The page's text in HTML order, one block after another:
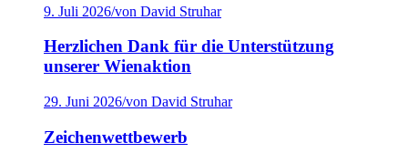
9. Juli 2026/von David Struhar
Herzlichen Dank für die Unterstützung
unserer Wienaktion
29. Juni 2026/von David Struhar
Zeichenwettbewerb